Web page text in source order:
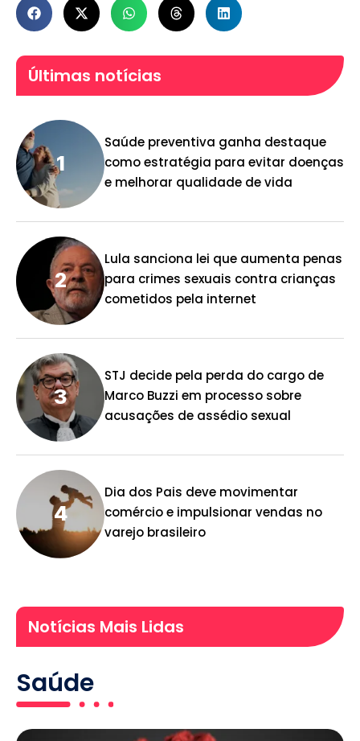
Últimas notícias
Saúde preventiva ganha destaque
como estratégia para evitar doenças
e melhorar qualidade de vida
Lula sanciona lei que aumenta penas
para crimes sexuais contra crianças
cometidos pela internet
STJ decide pela perda do cargo de
Marco Buzzi em processo sobre
acusações de assédio sexual
Dia dos Pais deve movimentar
comércio e impulsionar vendas no
varejo brasileiro
Notícias Mais Lidas
Saúde